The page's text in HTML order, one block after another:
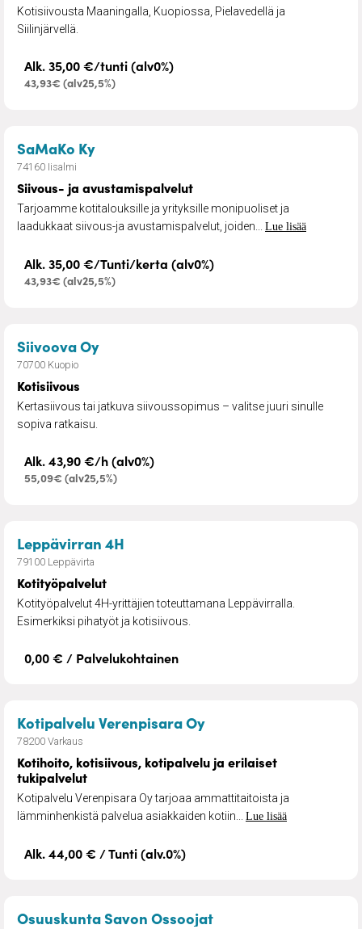
Kotisiivousta Maaningalla, Kuopiossa, Pielavedellä ja
Siilinjärvellä.
Alk. 35,00 €/tunti (alv0%)
43,93€ (alv25,5%)
SaMaKo Ky
74160 Iisalmi
Siivous- ja avustamispalvelut
Tarjoamme kotitalouksille ja yrityksille monipuoliset ja
laadukkaat siivous-ja avustamispalvelut, joiden... Lue lisää
Alk. 35,00 €/Tunti/kerta (alv0%)
43,93€ (alv25,5%)
Siivoova Oy– Kotisiivous
70700 Kuopio
Kotisiivous
Kertasiivous tai jatkuva siivoussopimus – valitse juuri sinulle
sopiva ratkaisu.
Alk. 43,90 €/h (alv0%)
55,09€ (alv25,5%)
Leppävirran 4H
79100 Leppävirta
Kotityöpalvelut
Kotityöpalvelut 4H-yrittäjien toteuttamana Leppävirralla.
Esimerkiksi pihatyöt ja kotisiivous.
0,00 € / Palvelukohtainen
Kotipalvelu Verenpisara Oy– Kotihoito,
78200 Varkaus
Kotihoito, kotisiivous, kotipalvelu ja erilaiset
tukipalvelut
Kotipalvelu Verenpisara Oy tarjoaa ammattitaitoista ja
lämminhenkistä palvelua asiakkaiden kotiin... Lue lisää
Alk. 44,00 € / Tunti (alv.0%)
Osuuskunta Savon Ossoojat– Avustaminen ja